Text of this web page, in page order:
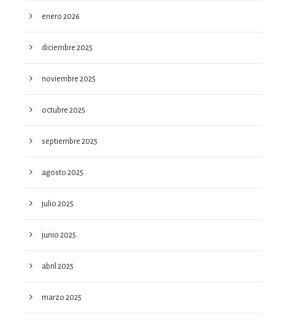
enero 2026
diciembre 2025
noviembre 2025
octubre 2025
septiembre 2025
agosto 2025
julio 2025
junio 2025
abril 2025
marzo 2025